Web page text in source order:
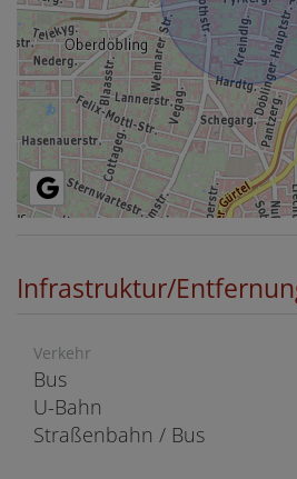
Infrastruktur/
Verkehr
Bus
U-Bahn
Straßenbahn / Bus